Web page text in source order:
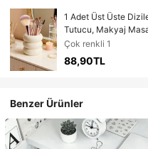
1 Adet Üst Üste
Tutucu, Makyaj
Uygun, Makyaj
Şık Dekoratif
Okula Dönüş
Çok renkli 1
88,90TL
Benzer Ürünler